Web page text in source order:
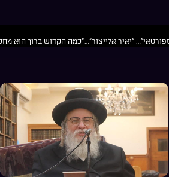
“אדם שרוצה להיות ספורטאי צריך ללמוד איך להיות ספורטאי”… “יאיר אלייצור” להמליך את המלך פרק1מקום בלב